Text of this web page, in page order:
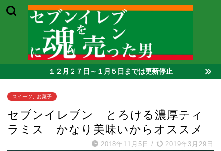
１２月２７日～１月５日までは更新停止
スイーツ、お菓子
セブンイレブン とろける濃厚ティ
ラミス かなり美味いからオススメ
2018年11月5日 / 2019年3月29日